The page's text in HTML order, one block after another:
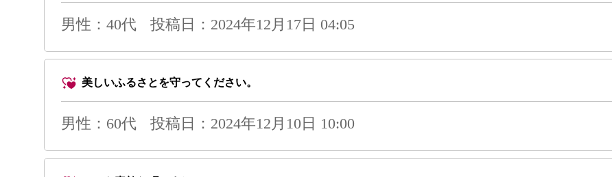
男性 ：40代 投稿日：2024年12月17日 04:05
美しいふるさとを守ってください。
男性 ：60代 投稿日：2024年12月10日 10:00